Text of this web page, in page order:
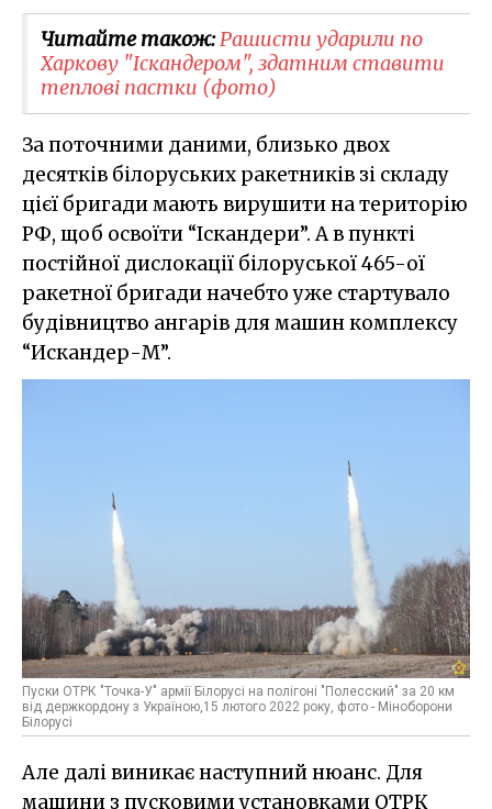
Читайте також:Рашисти ударили по
Харкову "Іскандером", здатним ставити
теплові пастки (фото)
За поточними даними, близько двох
десятків білоруських ракетників зі складу
цієї бригади мають вирушити на територію
РФ, щоб освоїти “Іскандери”. А в пункті
постійної дислокації білоруської 465-ої
ракетної бригади начебто уже стартувало
будівництво ангарів для машин комплексу
“Искандер-М”.
Пуски ОТРК "Точка-У" армії Білорусі на полігоні "Полесский" за 20 км
від держкордону з Україною,15 лютого 2022 року, фото - Міноборони
Білорусі
Але далі виникає наступний нюанс. Для
машини з пусковими установками ОТРК